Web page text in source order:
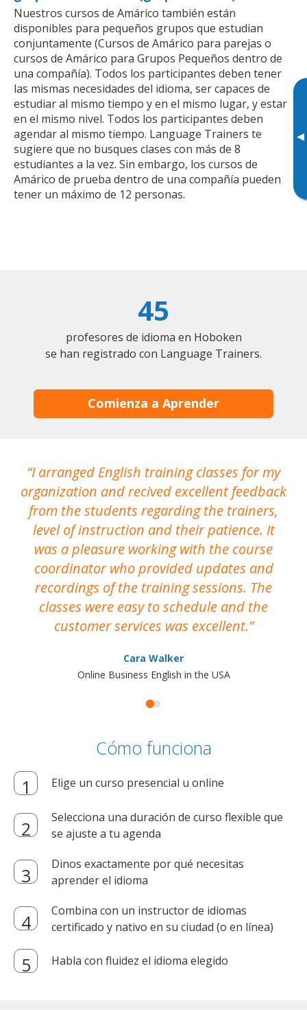
▸
Nuestros cursos de Amárico también están
disponibles para pequeños grupos que estudian
conjuntamente (Cursos de Amárico para parejas o
cursos de Amárico para Grupos Pequeños dentro de
una compañía). Todos los participantes deben tener
las mismas necesidades del idioma, ser capaces de
estudiar al mismo tiempo y en el mismo lugar, y estar
en el mismo nivel. Todos los participantes deben
agendar al mismo tiempo. Language Trainers te
sugiere que no busques clases con más de 8
estudiantes a la vez. Sin embargo, los cursos de
Amárico de prueba dentro de una compañía pueden
tener un máximo de 12 personas.
45
profesores de idioma en Hoboken
se han registrado con Language Trainers.
Comienza a Aprender
I arranged English training classes for my
organization and recived excellent feedback
from the students regarding the trainers,
level of instruction and their patience. It
was a pleasure working with the course
coordinator who provided updates and
recordings of the training sessions. The
classes were easy to schedule and the
customer services was excellent.
Cara Walker
Online Business English in the USA
Cómo funciona
Elige un curso presencial u online
Selecciona una duración de curso flexible que
se ajuste a tu agenda
Dinos exactamente por qué necesitas
aprender el idioma
Combina con un instructor de idiomas
certificado y nativo en su ciudad (o en línea)
Habla con fluidez el idioma elegido